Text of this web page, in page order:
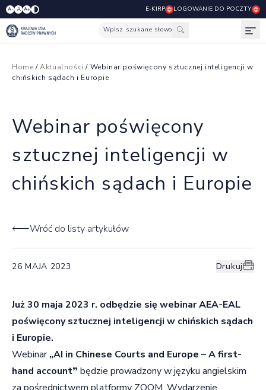
A- A A+ E-KIRP LOGOWANIE DO POCZTY
Wpisz szukane słowo
Home /Aktualności / Webinar poświęcony sztucznej inteligencji w
chińskich sądach i Europie
Webinar poświęcony
sztucznej inteligencji w
chińskich sądach i Europie
Wróć do listy artykułów
26 MAJA 2023 Drukuj
Już 30 maja 2023 r. odbędzie się webinar AEA-EAL
poświęcony sztucznej inteligencji w chińskich sądach
i Europie.
Webinar„AI in Chinese Courts and Europe – A first-
hand account” będzie prowadzony w języku angielskim